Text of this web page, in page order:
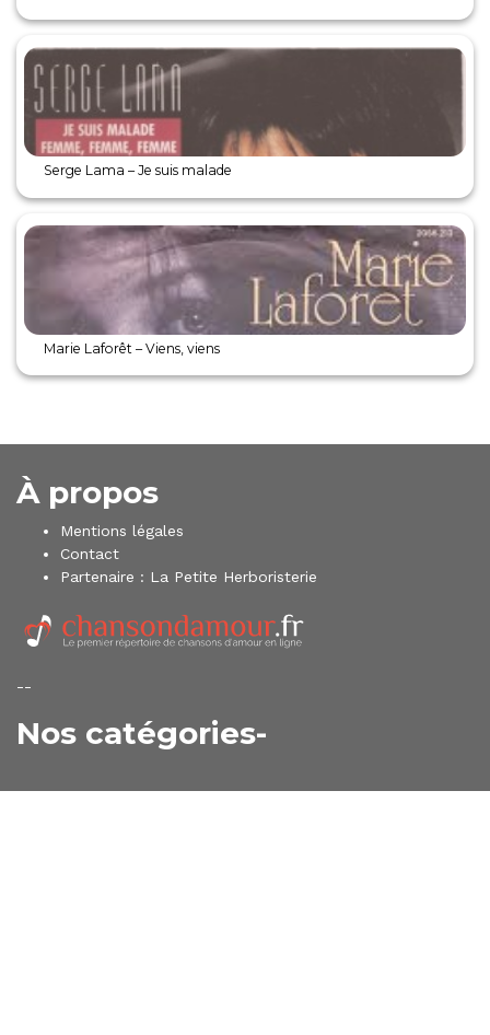
Serge Lama – Je suis malade
Marie Laforêt – Viens, viens
À propos
Mentions légales
Contact
Partenaire : La Petite Herboristerie
--
Nos catégories-